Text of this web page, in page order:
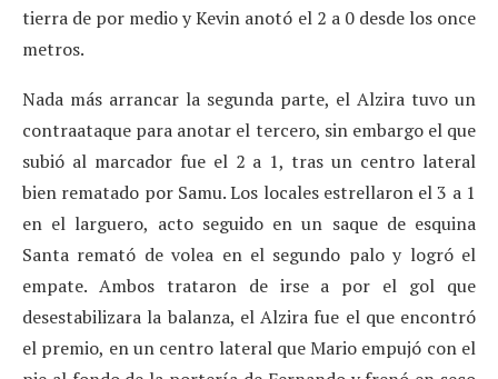
tierra de por medio y Kevin anotó el 2 a 0 desde los once
metros.
Nada más arrancar la segunda parte, el Alzira tuvo un
contraataque para anotar el tercero, sin embargo el que
subió al marcador fue el 2 a 1, tras un centro lateral
bien rematado por Samu. Los locales estrellaron el 3 a 1
en el larguero, acto seguido en un saque de esquina
Santa remató de volea en el segundo palo y logró el
empate. Ambos trataron de irse a por el gol que
desestabilizara la balanza, el Alzira fue el que encontró
el premio, en un centro lateral que Mario empujó con el